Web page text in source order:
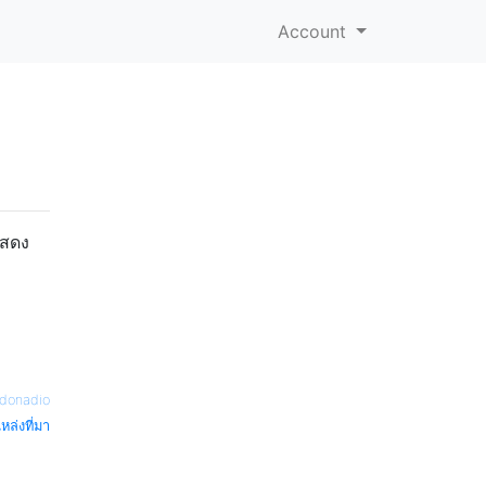
Account
ดง
ล่งที่มา